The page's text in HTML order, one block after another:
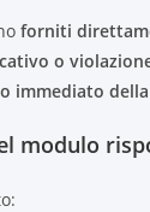
forniti
o
immediato
modulo